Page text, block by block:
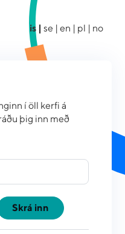
is se en pl no
í öll kerfi á
þig inn með
Skrá inn